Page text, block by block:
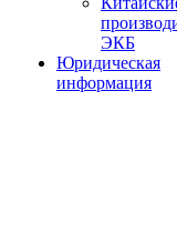
ЭКБ
Юридическая
информация